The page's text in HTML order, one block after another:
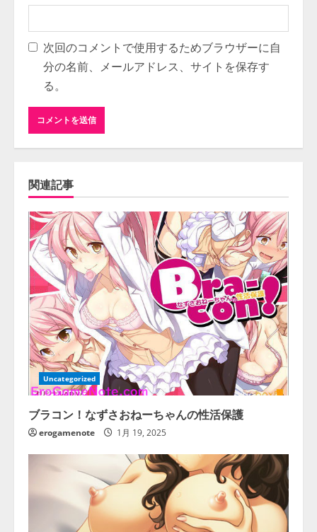
次回のコメントで使用するためブラウザーに自
分の名前、メールアドレス、サイトを保存す
る。
関連記事
Uncategorized
ブラコン！なずさおねーちゃんの性活保護
erogamenote 1月 19, 2025